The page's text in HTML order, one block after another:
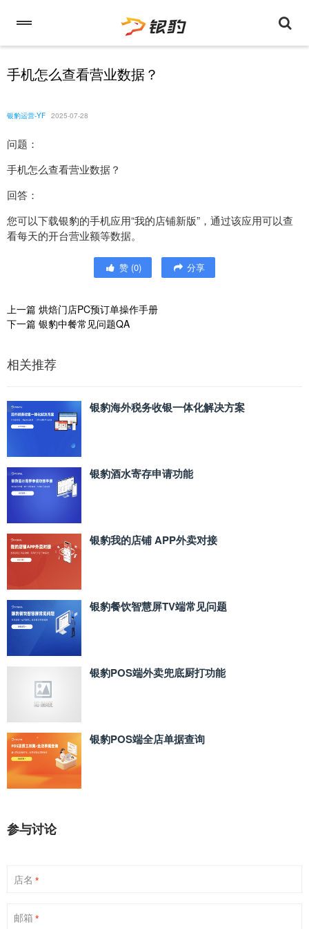
手机怎么查看营业数据？
银豹运营-YF 2025-07-28
问题：
手机怎么查看营业数据？
回答：
您可以下载银豹的手机应用“我的店铺新版”，通过该应用可以查
看每天的开台营业额等数据。
赞 (0) 分享
上一篇 烘焙门店PC预订单操作手册
下一篇 银豹中餐常见问题QA
相关推荐
银豹海外税务收银一体化解决方案
银豹酒水寄存申请功能
银豹我的店铺 APP外卖对接
银豹餐饮智慧屏TV端常见问题
银豹POS端外卖兜底厨打功能
银豹POS端全店单据查询
参与讨论
店名 *
邮箱 *